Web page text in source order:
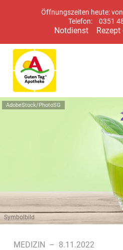
Öffnungszeiten heute:
Telefon:
0351
Notdienst
AdobeStock/PhotoSG
Symbolbild
MEDIZIN – 8.11.2022